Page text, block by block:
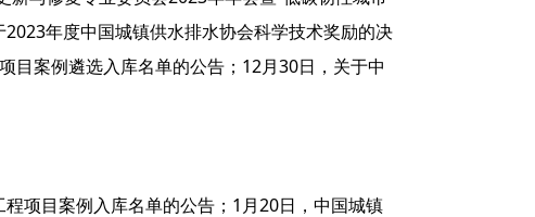
年度中国城镇供水排水协会科学技术奖励的决
目案例遴选入库名单的公告；12月30日，关于中
项目案例入库名单的公告；1月20日，中国城镇